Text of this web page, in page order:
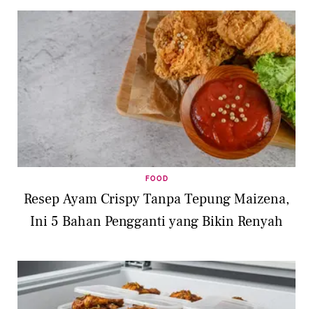
FOOD
Resep Ayam Crispy Tanpa Tepung Maizena,
Ini 5 Bahan Pengganti yang Bikin Renyah